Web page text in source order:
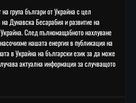
група българи от Украйна с цел
Дунавска Бесарабия и развитие на
След пълномащабното нахлуване
нашата енергия в публикация на
в Украйна на български език за да може
актуална информация за случващото